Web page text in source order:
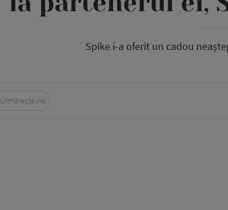
Spike i-a oferit un cadou
Urmărește-ne